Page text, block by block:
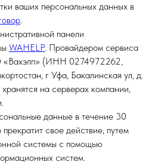
ваших персональных данных в
.
панели
WAHELP. Провайдером сервиса
«Вахэлп» (ИНН 0274972262,
г Уфа, Бакалинская ул, д.
на серверах компании,
данные в течение 30
свое действие, путем
системы с помощью
систем.